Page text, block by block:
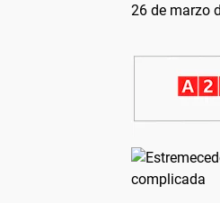
26 de marzo